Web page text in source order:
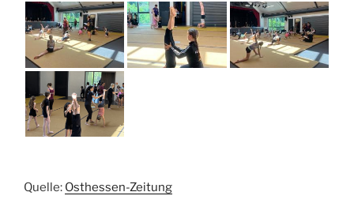
Quelle: Osthessen-Zeitung